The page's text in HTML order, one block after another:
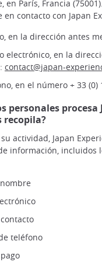
en París, Francia (75001).
en contacto con Japan
en la dirección antes
electrónico, en la
contact@japan-
en el número + 33 (0)
personales procesa
recopila?
actividad, Japan
información, incluidos
teléfono